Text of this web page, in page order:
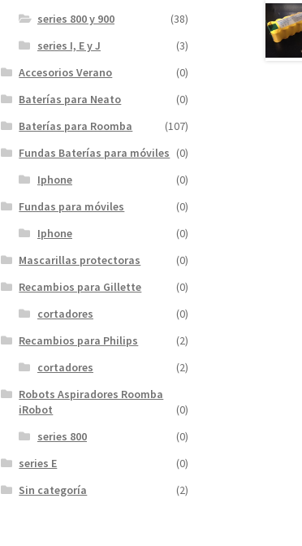
series 800 y 900
(38)
series I, E y J
(3)
Accesorios Verano
(0)
Baterías para Neato
(0)
Baterías para Roomba
(107)
Fundas Baterías para móviles (0)
Iphone
(0)
Fundas para móviles
(0)
Iphone
(0)
Mascarillas protectoras
(0)
Recambios para Gillette
(0)
cortadores
(0)
Recambios para Philips
(2)
cortadores
(2)
Robots Aspiradores Roomba
iRobot
(0)
series 800
(0)
series E
(0)
Sin categoría
(2)